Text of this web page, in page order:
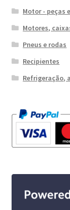
Motor - peças
Motores,
Pneus e rodas
Recipientes
Refrigeração,